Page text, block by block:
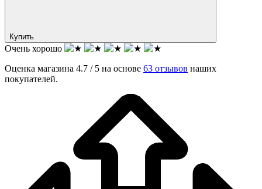
Купить
Очень хорошо
Оценка магазина 4.7 / 5 на основе 63 отзывов наших
покупателей.